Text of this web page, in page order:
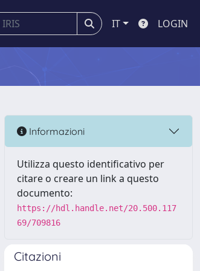
IT LOGIN
Informazioni
Utilizza questo identificativo per
citare o creare un link a questo
documento:
https://hdl.handle.net/20.500.117
69/709816
Citazioni